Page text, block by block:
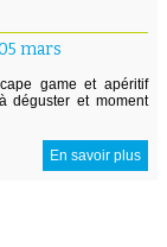
mars
game et apéritif
déguster et moment
En savoir plus